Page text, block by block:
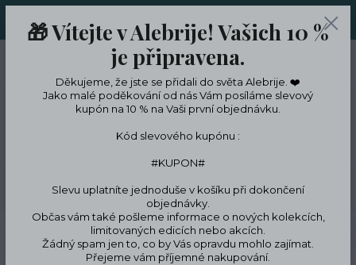
LIMITKÁCH
CZK
Hledat
Náramky
Náramky z minerálů a drahých kamenů
Náramky z onyxu
🎁 Vítejte v Alebrije! Vašich 10 %
je připravena.
Děkujeme, že jste se přidali do světa Alebrije. ❤️
Jako malé poděkování od nás Vám posíláme slevový
kupón na 10 % na Vaši první objednávku.
Kód slevového kupónu :
#KUPON#
Slevu uplatníte jednoduše v košíku při dokončení
objednávky.
Občas vám také pošleme informace o nových kolekcích,
limitovaných edicích nebo akcích.
Žádný spam jen to, co by Vás opravdu mohlo zajímat.
Přejeme vám příjemné nakupování.